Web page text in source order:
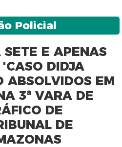
Policial
E APENAS
'CASO DIDJA
ABSOLVIDOS EM
3ª VARA DE
DE
DE